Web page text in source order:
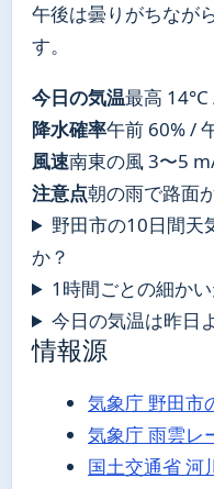
午後は曇りがちなが
す。
今日の気温最高 14°C
降水確率午前 60% /
風速南東の風 3〜5
注意点朝の雨で路面
野田市の10日間天
か？
1時間ごとの細か
今日の気温は昨日
情報源
気象庁 野田市
気象庁 雨雲レ
国土交通省 河